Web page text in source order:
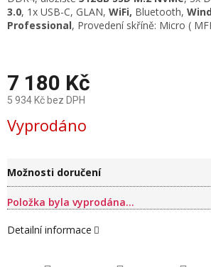
3.0, 1x USB-C, GLAN, WiFi, Bluetooth,
Professional, Provedení skříně: Micro (
7 180 Kč
5 934 Kč bez DPH
Měrná
cena:
Vyprodáno
Možnosti doručení
Položka byla vyprodána…
Detailní informace